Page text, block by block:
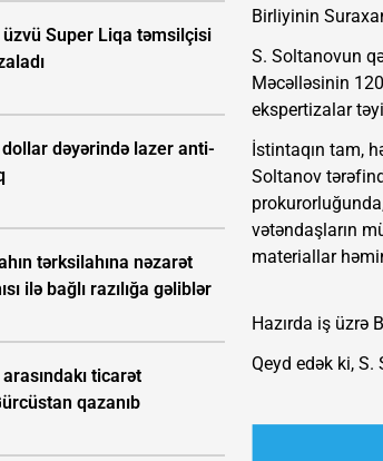
Super Liqa təmsilçisi
dəyərində lazer anti-
tərksilahına nəzarət
ilə bağlı razılığa gəliblər
ticarət
qazanıb
Birliyinin
S. Soltanovun
Məcəlləsinin
ekspertizalar
İstintaqın tam,
Soltanov
vətəndaşların
materiallar
Hazırda iş üzrə
Qeyd edək ki,